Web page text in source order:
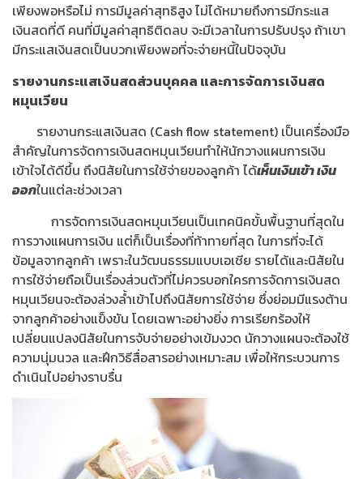
เพียงพอหรือไม่ การมีมูลค่าสุทธิสูง ไม่ได้หมายถึงการมีกระแส
เงินสดที่ดี คนที่มีมูลค่าสุทธิติดลบ จะมีเวลาในการปรับปรุง ถ้าเขา
มีกระแสเงินสดเป็นบวกเพียงพอที่จะจ่ายหนี้ในปัจจุบัน
รายงานกระแสเงินสดส่วนบุคคล และการจัดการเงินสด
หมุนเวียน
รายงานกระแสเงินสด (Cash flow statement) เป็นเครื่องมือ
สำคัญในการจัดการเงินสดหมุนเวียนทำให้นักวางแผนการเงิน
เข้าใจได้ดีขึ้น ถึงนิสัยในการใช้จ่ายของลูกค้า ได้เห็นเงินเข้า เงิน
ออกในแต่ละช่วงเวลา
การจัดการเงินสดหมุนเวียนเป็นเทคนิคขั้นพื้นฐานที่สุดใน
การวางแผนการเงิน แต่ก็เป็นเรื่องที่ท้าทายที่สุด ในการที่จะได้
ข้อมูลจากลูกค้า เพราะในวัฒนธรรมแบบเอเชีย รายได้และนิสัยใน
การใช้จ่ายถือเป็นเรื่องส่วนตัวที่ไม่ควรบอกใครการจัดการเงินสด
หมุนเวียนจะต้องล่วงล้ำเข้าไปถึงนิสัยการใช้จ่าย ซึ่งย่อมมีแรงต้าน
จากลูกค้าอย่างแข็งขัน โดยเฉพาะอย่างยิ่ง การเรียกร้องให้
เปลี่ยนแปลงนิสัยในการจับจ่ายอย่างเข้มงวด นักวางแผนจะต้องใช้
ความนุ่มนวล และฝึกวิธีสื่อสารอย่างเหมาะสม เพื่อให้กระบวนการ
ดำเนินไปอย่างราบรื่น